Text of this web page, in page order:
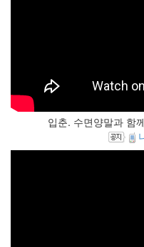
입춘. 수면양말과 함